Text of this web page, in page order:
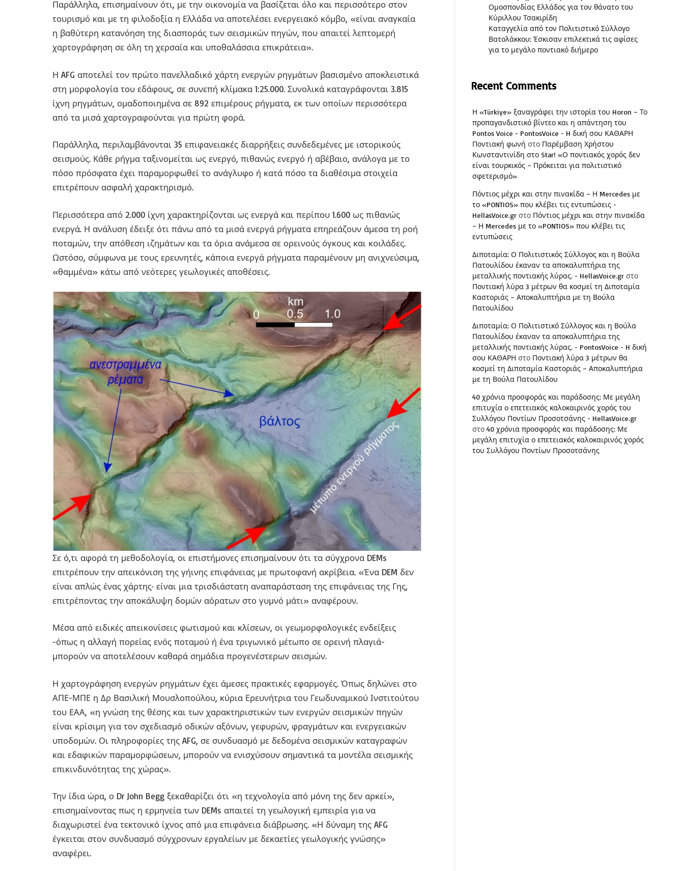
Παράλληλα, επισημαίνουν ότι, με την οικονομία να βασίζεται όλο και περισσότερο στον
τουρισμό και με τη φιλοδοξία η Ελλάδα να αποτελέσει ενεργειακό κόμβο, «είναι αναγκαία
η βαθύτερη κατανόηση της διασποράς των σεισμικών πηγών, που απαιτεί λεπτομερή
χαρτογράφηση σε όλη τη χερσαία και υποθαλάσσια επικράτεια».
Η AFG αποτελεί τον πρώτο πανελλαδικό χάρτη ενεργών ρηγμάτων βασισμένο αποκλειστικά
στη μορφολογία του εδάφους, σε συνεπή κλίμακα 1:25.000. Συνολικά καταγράφονται 3.815
ίχνη ρηγμάτων, ομαδοποιημένα σε 892 επιμέρους ρήγματα, εκ των οποίων περισσότερα
από τα μισά χαρτογραφούνται για πρώτη φορά.
Παράλληλα, περιλαμβάνονται 35 επιφανειακές διαρρήξεις συνδεδεμένες με ιστορικούς
σεισμούς. Κάθε ρήγμα ταξινομείται ως ενεργό, πιθανώς ενεργό ή αβέβαιο, ανάλογα με το
πόσο πρόσφατα έχει παραμορφωθεί το ανάγλυφο ή κατά πόσο τα διαθέσιμα στοιχεία
επιτρέπουν ασφαλή χαρακτηρισμό.
Περισσότερα από 2.000 ίχνη χαρακτηρίζονται ως ενεργά και περίπου 1.600 ως πιθανώς
ενεργά. Η ανάλυση έδειξε ότι πάνω από τα μισά ενεργά ρήγματα επηρεάζουν άμεσα τη ροή
ποταμών, την απόθεση ιζημάτων και τα όρια ανάμεσα σε ορεινούς όγκους και κοιλάδες.
Ωστόσο, σύμφωνα με τους ερευνητές, κάποια ενεργά ρήγματα παραμένουν μη ανιχνεύσιμα,
«θαμμένα» κάτω από νεότερες γεωλογικές αποθέσεις.
Σε ό,τι αφορά τη μεθοδολογία, οι επιστήμονες επισημαίνουν ότι τα σύγχρονα DEMs
επιτρέπουν την απεικόνιση της γήινης επιφάνειας με πρωτοφανή ακρίβεια. «Ένα DEM δεν
είναι απλώς ένας χάρτης· είναι μια τρισδιάστατη αναπαράσταση της επιφάνειας της Γης,
επιτρέποντας την αποκάλυψη δομών αόρατων στο γυμνό μάτι» αναφέρουν.
Μέσα από ειδικές απεικονίσεις φωτισμού και κλίσεων, οι γεωμορφολογικές ενδείξεις
-όπως η αλλαγή πορείας ενός ποταμού ή ένα τριγωνικό μέτωπο σε ορεινή πλαγιά-
μπορούν να αποτελέσουν καθαρά σημάδια προγενέστερων σεισμών.
Η χαρτογράφηση ενεργών ρηγμάτων έχει άμεσες πρακτικές εφαρμογές. Όπως δηλώνει στο
ΑΠΕ-ΜΠΕ η Δρ Βασιλική Μουσλοπούλου, κύρια Ερευνήτρια του Γεωδυναμικού Ινστιτούτου
του ΕΑΑ, «η γνώση της θέσης και των χαρακτηριστικών των ενεργών σεισμικών πηγών
είναι κρίσιμη για τον σχεδιασμό οδικών αξόνων, γεφυρών, φραγμάτων και ενεργειακών
υποδομών. Οι πληροφορίες της AFG, σε συνδυασμό με δεδομένα σεισμικών καταγραφών
και εδαφικών παραμορφώσεων, μπορούν να ενισχύσουν σημαντικά τα μοντέλα σεισμικής
επικινδυνότητας της χώρας».
Την ίδια ώρα, ο Dr John Begg ξεκαθαρίζει ότι «η τεχνολογία από μόνη της δεν αρκεί»,
επισημαίνοντας πως η ερμηνεία των DEMs απαιτεί τη γεωλογική εμπειρία για να
διαχωριστεί ένα τεκτονικό ίχνος από μια επιφάνεια διάβρωσης. «Η δύναμη της AFG
έγκειται στον συνδυασμό σύγχρονων εργαλείων με δεκαετίες γεωλογικής γνώσης»
αναφέρει.
Ομοσπονδίας Ελλάδος για τον θάνατο του
Κύριλλου Τσακιρίδη
Καταγγελία από τον Πολιτιστικό Σύλλογο
Βατολάκκου: Έσκισαν επιλεκτικά τις αφίσες
για το μεγάλο ποντιακό διήμερο
Recent Comments
Η «Türkiye» ξαναγράφει την ιστορία του Horon – Το
προπαγανδιστικό βίντεο και η απάντηση του
Pontos Voice - PontosVoice - H δική σου ΚΑΘΑΡΗ
Ποντιακή φωνή στο Παρέμβαση Χρήστου
Κωνσταντινίδη στο Star! «Ο ποντιακός χορός δεν
είναι τουρκικός – Πρόκειται για πολιτιστικό
σφετερισμό»
Πόντιος μέχρι και στην πινακίδα – Η Mercedes με
το «PONTIOS» που κλέβει τις εντυπώσεις -
HellasVoice.gr στο Πόντιος μέχρι και στην πινακίδα
– Η Mercedes με το «PONTIOS» που κλέβει τις
εντυπώσεις
Διποταμία: Ο Πολιτιστικός Σύλλογος και η Βούλα
Πατουλίδου έκαναν τα αποκαλυπτήρια της
μεταλλικής ποντιακής λύρας. - HellasVoice.gr στο
Ποντιακή λύρα 3 μέτρων θα κοσμεί τη Διποταμία
Καστοριάς – Αποκαλυπτήρια με τη Βούλα
Πατουλίδου
Διποταμία: Ο Πολιτιστικό Σύλλογος και η Βούλα
Πατουλίδου έκαναν τα αποκαλυπτήρια της
μεταλλικής ποντιακής λύρας. - PontosVoice - H δική
σου ΚΑΘΑΡΗ στο Ποντιακή λύρα 3 μέτρων θα
κοσμεί τη Διποταμία Καστοριάς – Αποκαλυπτήρια
με τη Βούλα Πατουλίδου
40 χρόνια προσφοράς και παράδοσης: Με μεγάλη
επιτυχία ο επετειακός καλοκαιρινός χορός του
Συλλόγου Ποντίων Προσοτσάνης - HellasVoice.gr
στο 40 χρόνια προσφοράς και παράδοσης: Με
μεγάλη επιτυχία ο επετειακός καλοκαιρινός χορός
του Συλλόγου Ποντίων Προσοτσάνης